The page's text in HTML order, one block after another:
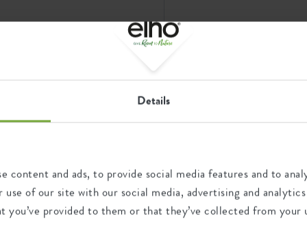
Details
content and ads, to provide social media features and to
of our site with our social media, advertising and
provided to them or that they’ve collected from your
si formino aloni. L’elevata
è certo è che questo vaso
al 100%, è prodotto
è facile da pulire e
di 3 anni.
elho eco passport
Riciclaggio
Questo prodotto è composto